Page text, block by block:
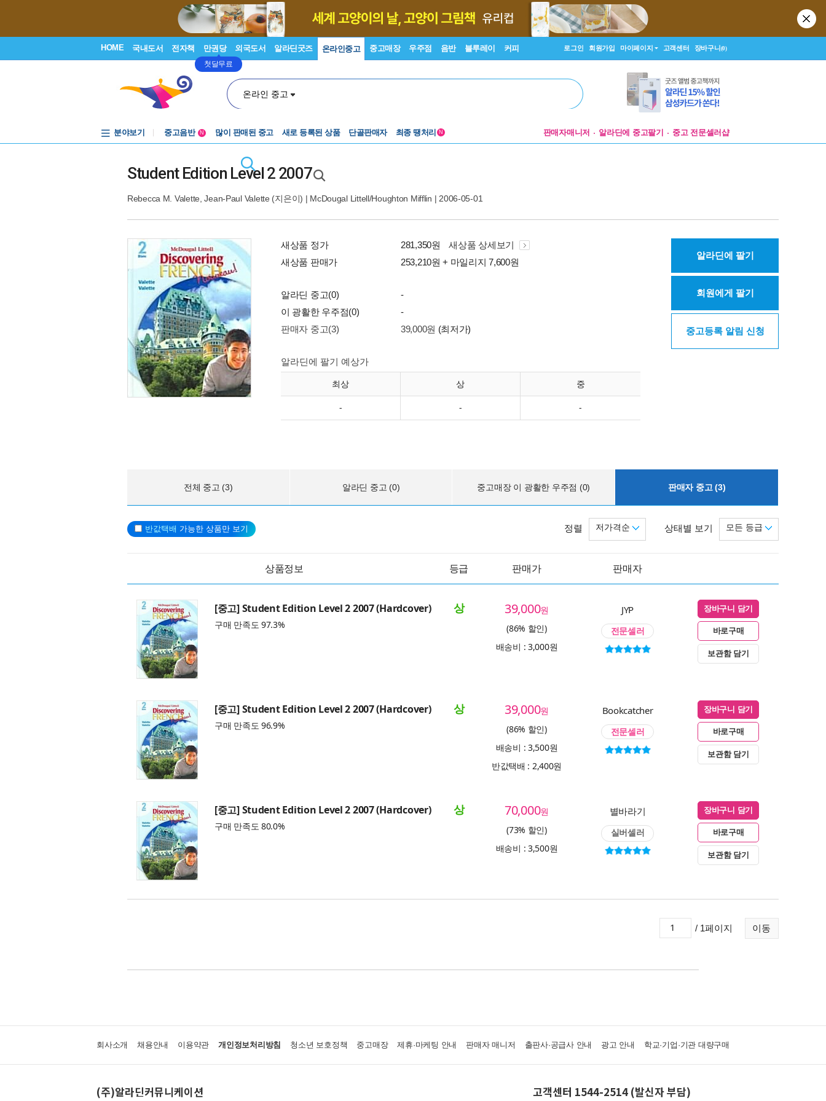
HOME 국내도서 전자책 만권당
첫달무료
외국도서 알라딘굿즈 온라인중고 중고매장 우주점 음반 블루레이 커피 로그인 회원가입 마이페이지 고객센터 장바구니(0)
온라인 중고
분야보기
중고음반
N 많이 판매된 중고 새로 등록된 상품 단골판매자 최종 땡처리 N 판매자매니저 알라딘에 중고팔기 중고 전문셀러샵
Student Edition Level 2 2007
Rebecca M. Valette ,Jean-Paul Valette (지은이) | McDougal Littell/Houghton Mifflin | 2006-05-01
새상품 정가 281,350원
새상품 상세보기
새상품 판매가
253,210원 + 마일리지 7,600원
알라딘 중고(0)
-
이 광활한 우주점(0)
-
판매자 중고(3)
39,000원 (최저가)
알라딘에 팔기 예상가
최상 상 중
- - -
알라딘에 팔기
회원에게 팔기
중고등록 알림 신청
전체 중고 (3) 알라딘 중고 (0) 중고매장 이 광활한 우주점 (0) 판매자 중고 (3)
반값택배 가능한 상품만 보기 상태별 보기 모든 등급
정렬 저가격순
상품정보 등급 판매가 판매자
[중고] Student Edition Level 2 2007 (Hardcover)
구매 만족도 97.3%
상 39,000원
(86% 할인)
배송비 : 3,000원
JYP
전문셀러
장바구니 담기
바로구매
보관함 담기
[중고] Student Edition Level 2 2007 (Hardcover)
구매 만족도 96.9%
상 39,000원
(86% 할인)
배송비 : 3,500원
반값택배 : 2,400원
Bookcatcher
전문셀러
장바구니 담기
바로구매
보관함 담기
[중고] Student Edition Level 2 2007 (Hardcover)
구매 만족도 80.0%
상 70,000원
(73% 할인)
배송비 : 3,500원
별바라기
실버셀러
장바구니 담기
바로구매
보관함 담기
이동
/ 1페이지
회사소개 채용안내 이용약관 개인정보처리방침 청소년 보호정책 중고매장 제휴·마케팅 안내 판매자 매니저 출판사·공급사 안내 광고 안내 학교·기업·기관 대량구매
(주)알라딘커뮤니케이션 고객센터 1544-2514 (발신자 부담)